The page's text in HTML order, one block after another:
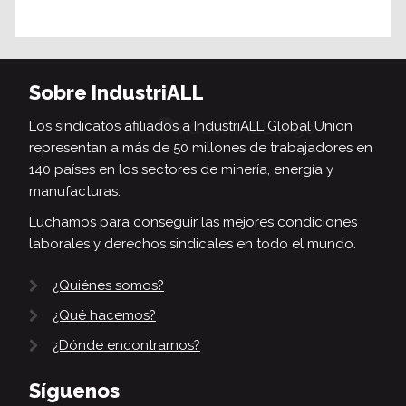
Sobre IndustriALL
Los sindicatos afiliados a IndustriALL Global Union
representan a más de 50 millones de trabajadores en
140 países en los sectores de minería, energía y
manufacturas.
Luchamos para conseguir las mejores condiciones
laborales y derechos sindicales en todo el mundo.
¿Quiénes somos?
¿Qué hacemos?
¿Dónde encontrarnos?
Síguenos